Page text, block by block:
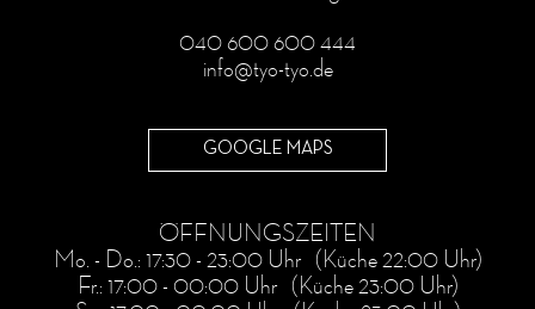
040 600 600 444
info@tyo-tyo.de
GOOGLE MAPS
ÖFFNUNGSZEITEN
Mo. - Do.: 17:30 - 23:00 Uhr (Küche 22:00 Uhr)
Fr.: 17:00 - 00:00 Uhr (Küche 23:00 Uhr)